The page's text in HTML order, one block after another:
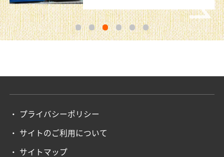
1 2 3 4 5 6
プライバシーポリシー
サイトのご利用について
サイトマップ